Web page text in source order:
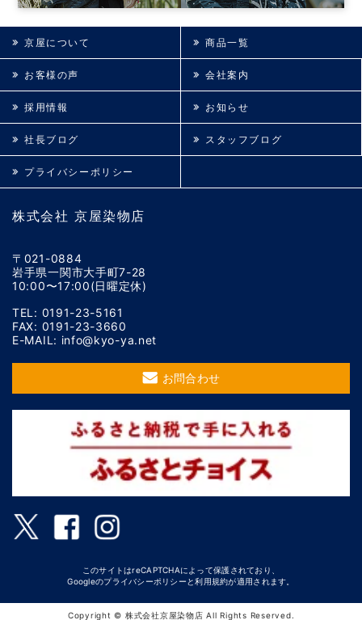
株式会社 京屋染物店
〒021-0884
岩手県一関市大手町7-28
10:00〜17:00(日曜定休)
TEL: 0191-23-5161
FAX: 0191-23-3660
E-MAIL: info@kyo-ya.net
お問合わせ
京屋について 商品一覧
お客様の声 会社案内
採用情報 お知らせ
社長ブログ スタッフブログ
プライバシーポリシー
このサイトはreCAPTCHAによって保護されており、
Googleのプライバシーポリシー と利用規約が適用されます。
Copyright © 株式会社京屋染物店 All Rights Reserved.